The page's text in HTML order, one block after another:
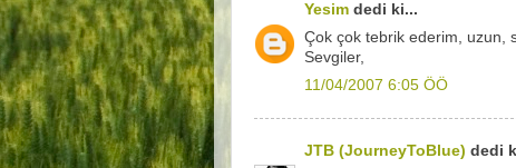
Yesim dedi ki...
Çok çok tebrik ederim, uzun,
Sevgiler,
11/04/2007 6:05 ÖÖ
JTB (JourneyToBlue) dedi